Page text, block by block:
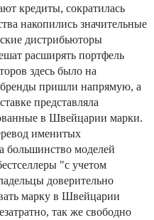
кредиты, сократилась
накопились значительные
дистрибьюторы
расширять портфель
здесь было на
пришли напрямую, а
представляла
в Швейцарии марки.
именитых
большинство моделей
"с учетом
доверительно
марку в Швейцарии
так же свободно